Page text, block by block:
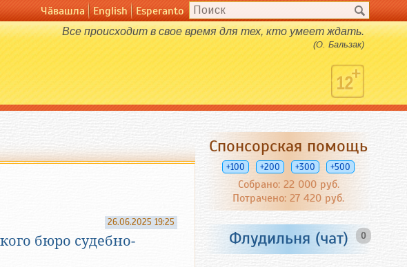
Чӑвашла English Esperanto
Все происходит в свое время для тех, кто умеет ждать.
(О. Бальзак)
26.06.2025 19:25
бюро судебно-
Спонсорская помощь
+100 +200 +300 +500
Собрано: 22 000 руб.
Потрачено: 27 420 руб.
0
Флудильня (чат)